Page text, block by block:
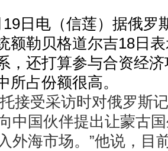
日电（信莲）据俄罗
额勒贝格道尔吉18日
，还打算参与合资经
所占份额很高。
接受采访时对俄罗斯
中国伙伴提出让蒙古
外海市场。”他说，目